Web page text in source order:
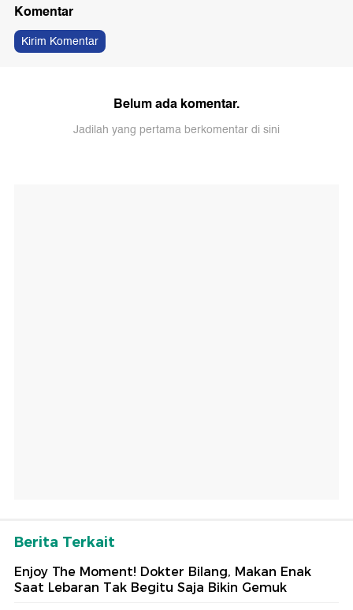
Komentar
Kirim Komentar
Belum ada komentar.
Jadilah yang pertama berkomentar di sini
Berita Terkait
Enjoy The Moment! Dokter Bilang, Makan Enak
Saat Lebaran Tak Begitu Saja Bikin Gemuk